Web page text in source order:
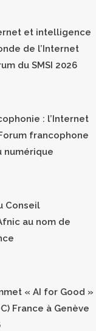
et intelligence
de l’Internet
du SMSI 2026
: l’Internet
francophone
numérique
Conseil
au nom de
« AI for Good »
France à Genève